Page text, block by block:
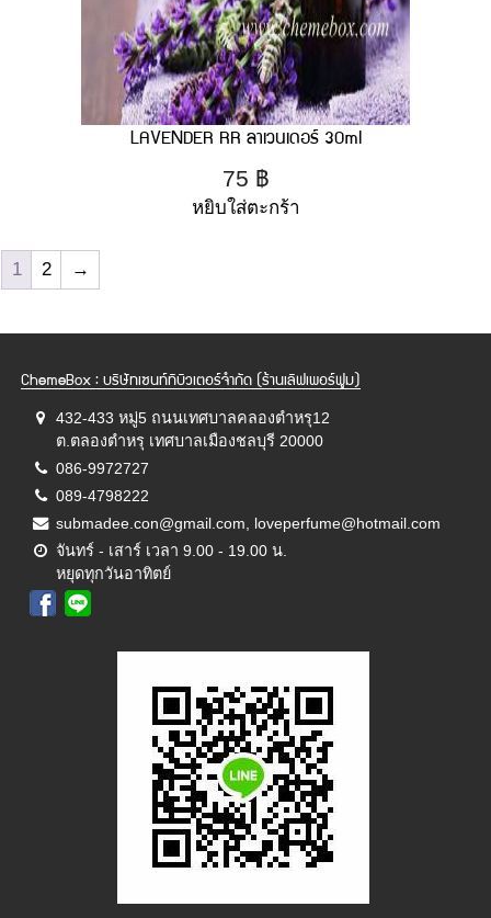
LAVENDER RR ลาเวนเดอร์ 30ml
75 ฿
หยิบใส่ตะกร้า
1 2 →
ChemeBox : บริษัทเซนท์ทิบิวเตอร์จำกัด (ร้านเลิฟเพอร์ฟูม)
432-433 หมู่5 ถนนเทศบาลคลองตำหรุ12
ต.ตลองตำหรุ เทศบาลเมืองชลบุรี 20000
086-9972727
089-4798222
submadee.con@gmail.com, loveperfume@hotmail.com
จันทร์ - เสาร์ เวลา 9.00 - 19.00 น.
หยุดทุกวันอาทิตย์